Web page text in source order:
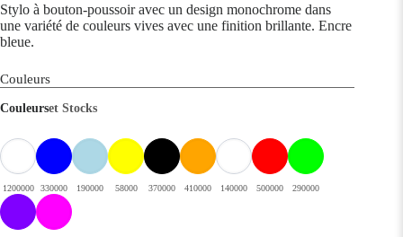
Stylo à bouton-poussoir avec un design monochrome dans
une variété de couleurs vives avec une finition brillante. Encre
bleue.
Couleurs
Couleurset Stocks
1200000 330000 190000 58000 370000 410000 140000 500000 290000